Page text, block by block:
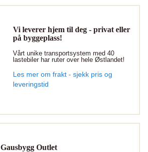
Vi leverer hjem til deg - privat eller
på byggeplass!
Vårt unike transportsystem med 40
lastebiler har ruter over hele Østlandet!
Les mer om frakt - sjekk pris og
leveringstid
Gausbygg Outlet